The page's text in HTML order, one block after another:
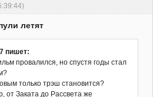
летят
пишет:
провалился, но спустя годы стал
только трэш становится?
от Заката до Рассвета же